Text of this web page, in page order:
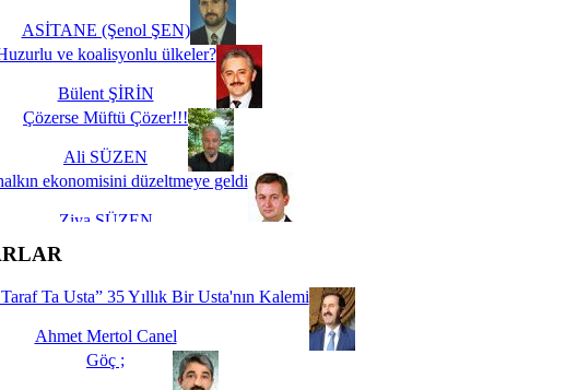
ASİTANE (Şenol ŞEN)
ve koalisyonlu ülkeler?
Bülent ŞİRİN
Çözerse Müftü Çözer!!!
Ali SÜZEN
ekonomisini düzeltmeye geldi
Ziya SÜZEN
İşte Biz buyuz...
Ta Usta” 35 Yıllık Bir Usta'nın Kalemi
Ahmet Mertol Canel
Göç ;